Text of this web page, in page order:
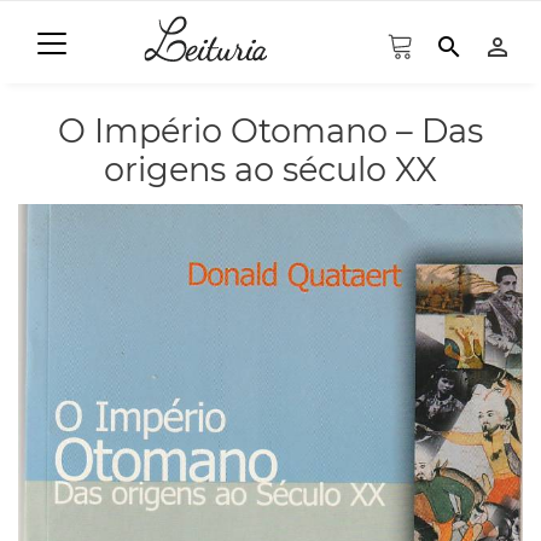
search person_outline
O Império Otomano – Das
origens ao século XX